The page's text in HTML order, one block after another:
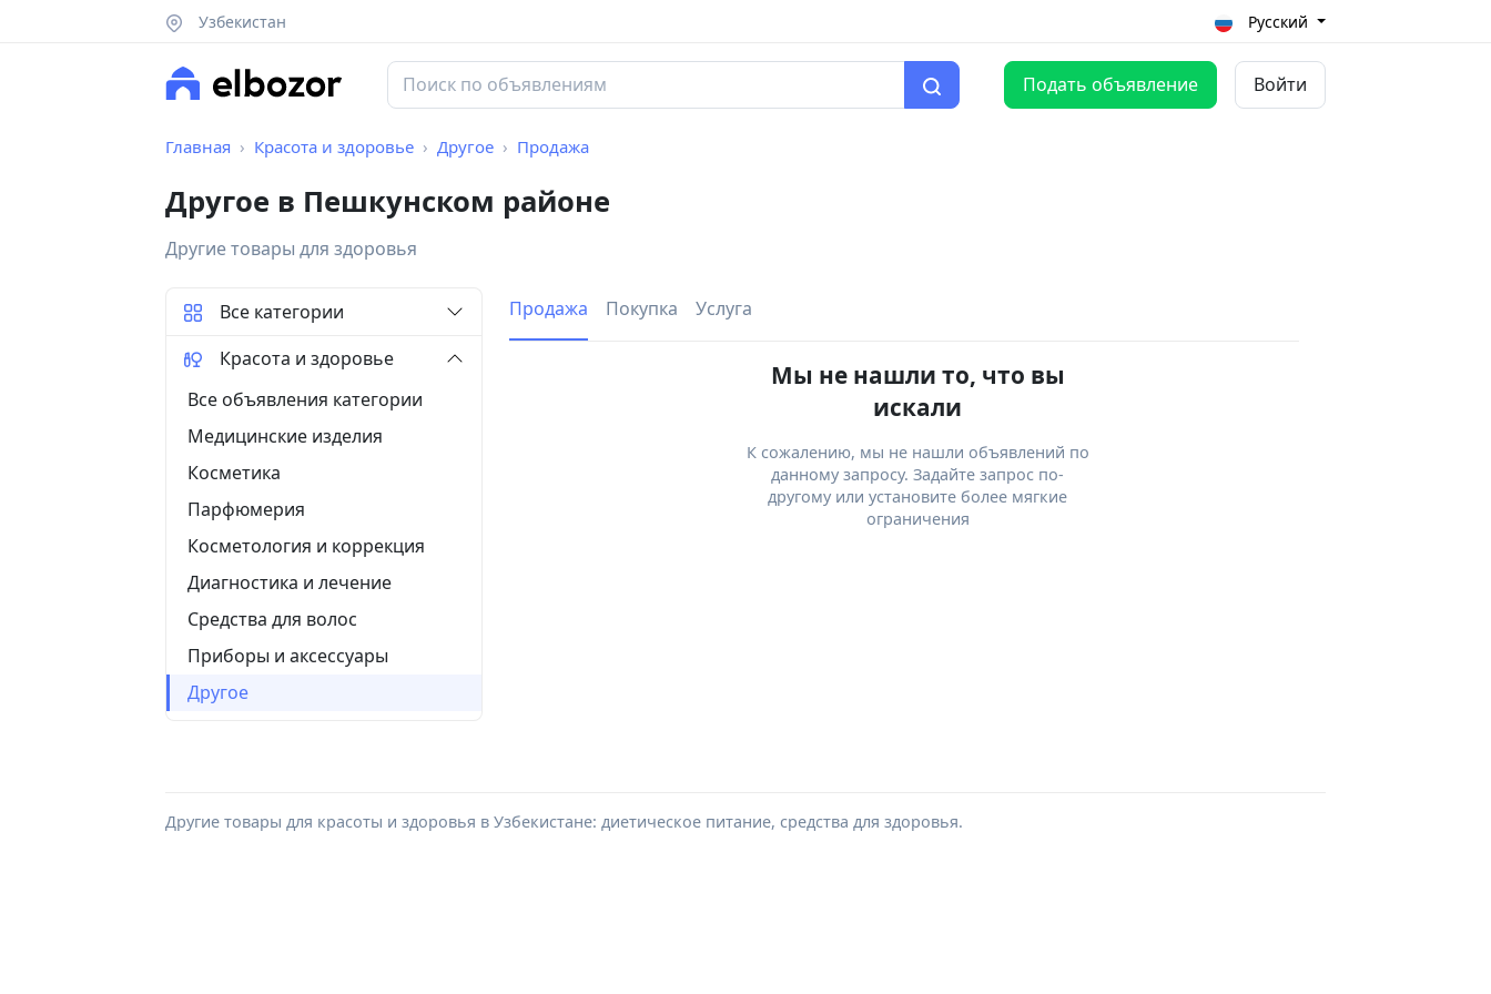
Узбекистан Русский
Подать объявление Войти
Главная Красота и здоровье Другое Продажа
Другое в Пешкунском районе
Другие товары для здоровья
Продажа Покупка Услуга
Мы не нашли то, что вы
искали
К сожалению, мы не нашли объявлений по
данному запросу. Задайте запрос по-
другому или установите более мягкие
ограничения
Все категории
Красота и здоровье
Все объявления категории
Медицинские изделия
Косметика
Парфюмерия
Косметология и коррекция
Диагностика и лечение
Средства для волос
Приборы и аксессуары
Другое
Другие товары для красоты и здоровья в Узбекистане: диетическое питание, средства для здоровья.